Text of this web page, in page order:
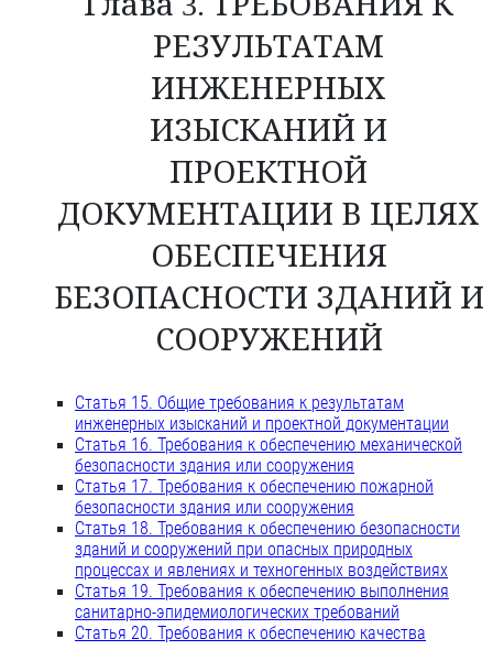
РЕЗУЛЬТАТАМ
ИНЖЕНЕРНЫХ
ИЗЫСКАНИЙ И
ПРОЕКТНОЙ
ДОКУМЕНТАЦИИ В ЦЕЛЯХ
ОБЕСПЕЧЕНИЯ
БЕЗОПАСНОСТИ ЗДАНИЙ И
СООРУЖЕНИЙ
Статья 15. Общие требования к результатам
инженерных изысканий и проектной документации
Статья 16. Требования к обеспечению механической
безопасности здания или сооружения
Статья 17. Требования к обеспечению пожарной
безопасности здания или сооружения
Статья 18. Требования к обеспечению безопасности
зданий и сооружений при опасных природных
процессах и явлениях и техногенных воздействиях
Статья 19. Требования к обеспечению выполнения
санитарно-эпидемиологических требований
Статья 20. Требования к обеспечению качества